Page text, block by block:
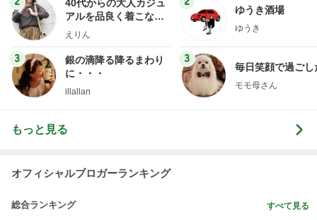
40代からの大人カジュ
アルを品良く着こなす
ファッションブログ
えりん
3
銀の滴降る降るまわり
に・・・
illallan
ゆうき酒場
ゆうき
3
毎日笑顔で過ごし
モモ母さん
もっと見る
オフィシャルブロガーランキング
総合ランキング すべて見る